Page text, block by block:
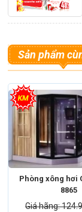
Sản phẩm
Phòng xông hơi
8865
Giá hãng: